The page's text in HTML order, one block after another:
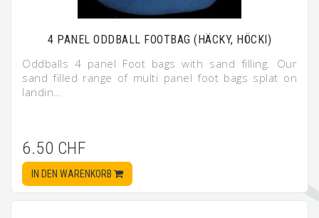
4 PANEL ODDBALL FOOTBAG (HÄCKY, HÖCKI)
Oddballs 4 panel Foot bags with sand filling. Our
sand filled range of multi panel foot bags splat on
landin…
6.50 CHF
IN DEN WARENKORB